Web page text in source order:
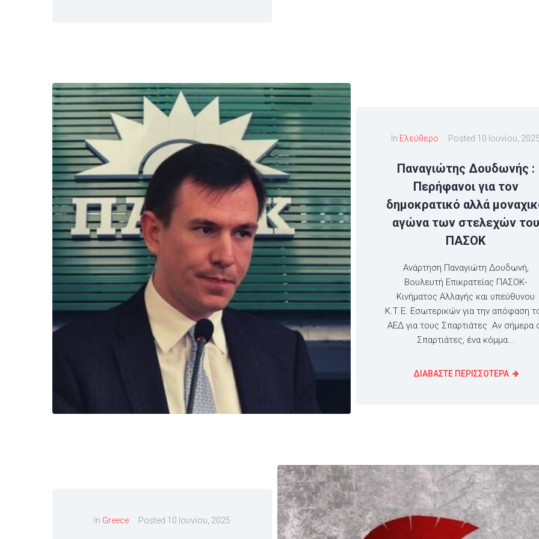
In Ελεύθερο Posted 10 Ιουνίου, 2025
Παναγιώτης Δουδωνής :
Περήφανοι για τον
δημοκρατικό αλλά
αγώνα των στελεχών του
ΠΑΣΟΚ
Ανάρτηση Παναγιώτη Δουδωνή,
Βουλευτή Επικρατείας ΠΑΣΟΚ-
Κινήματος Αλλαγής και υπεύθυνου
Κ.Τ.Ε. Εσωτερικών για την απόφαση
ΑΕΔ για τους Σπαρτιάτες Αν σήμερα
Σπαρτιάτες, ένα κόμμα...
ΔΙΑΒΑΣΤΕ ΠΕΡΙΣΣΟΤΕΡΑ
In Greece Posted 10 Ιουνίου, 2025